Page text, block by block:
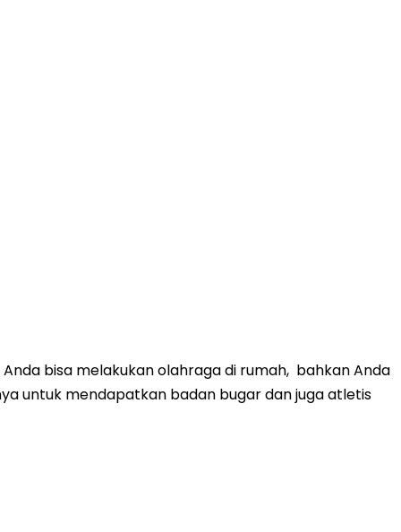
bisa melakukan olahraga di rumah, bahkan Anda
untuk mendapatkan badan bugar dan juga atletis